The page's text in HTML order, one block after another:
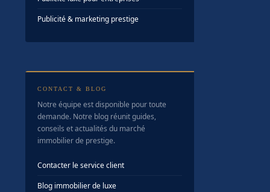
Publicité & marketing prestige
CONTACT & BLOG
Notre équipe est disponible pour toute
demande. Notre blog réunit guides,
conseils et actualités du marché
immobilier de prestige.
Contacter le service client
Blog immobilier de luxe